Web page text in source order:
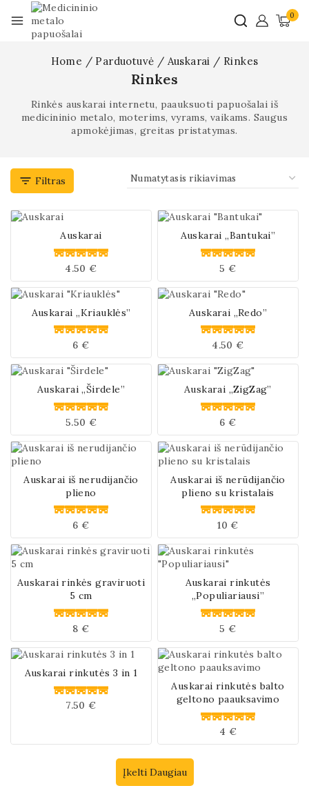
0
Home / Parduotuvė / Auskarai / Rinkes
Rinkes
Rinkės auskarai internetu, paauksuoti papuošalai iš
medicininio metalo, moterims, vyrams, vaikams. Saugus
apmokėjimas, greitas pristatymas.
Filtras
Auskarai
iš
5
4.50 €
Auskarai „Bantukai”
iš
5
5 €
Auskarai „Kriauklės”
iš
5
6 €
Auskarai „Redo”
iš
5
4.50 €
Auskarai „Širdele”
iš
5
5.50 €
Auskarai „ZigZag”
iš
5
6 €
Auskarai iš nerudijančio
plieno
iš
5
6 €
Auskarai iš nerūdijančio
plieno su kristalais
iš
5
10 €
Auskarai rinkės graviruoti
5 cm
iš
5
8 €
Auskarai rinkutės
„Populiariausi”
iš
5
5 €
Auskarai rinkutės 3 in 1
7.50 €
Auskarai rinkutės balto
geltono paauksavimo
iš
4 €
Įkelti Daugiau